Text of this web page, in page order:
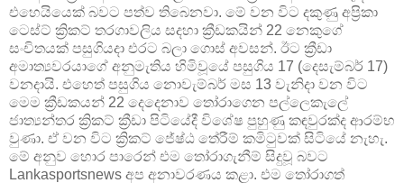
එහෙයියෙක් බවට පත්ව තිබෙනවා. මේ වන විට දකුණු අප්‍රිකා
ටෙස්ට් ක්‍රිකට් තරගාවලිය සදහා ක්‍රීඩකයින් 22 නෙකුගේ
සංචිතයක් පසුගියදා එරට බලා ගොස් අවසන්. ඊට ක්‍රීඩා
අමාත්‍යවරයාගේ අනුමැතිය හිමිවූයේ පසුගිය 17 (දෙසැම්බර් 17)
වනදායි. එහෙත් පසුගිය නොවැම්බර් මස 13 වැනිදා වන විට
මෙම ක්‍රීඩකයන් 22 දෙදෙනාව තෝරාගෙන පල්ලෙකැලේ
ජාත්‍යන්තර ක්‍රිකට් ක්‍රීඩා පිටියේදී විශේෂ පුහුණු කඳවුරක්ද ආරම්භ
වුණා. ඒ වන විට ක්‍රිකට් ජේෂ්ඨ තේරීම් කමිටුවක් සිටියේ නැහැ.
මේ අනුව හොර පාරෙන් එම තෝරාගැනීම් සිදුවූ බවට
Lankasportsnews අප අනාවරණය කළා. එම තෝරාගත්